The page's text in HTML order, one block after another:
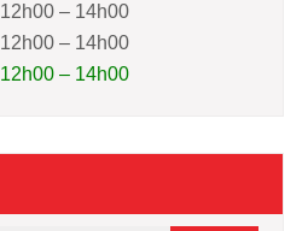
12h00 – 14h00
12h00 – 14h00
12h00 – 14h00